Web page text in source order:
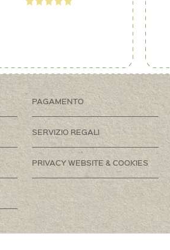
PAGAMENTO
SERVIZIO REGALI
PRIVACY WEBSITE & COOKIES